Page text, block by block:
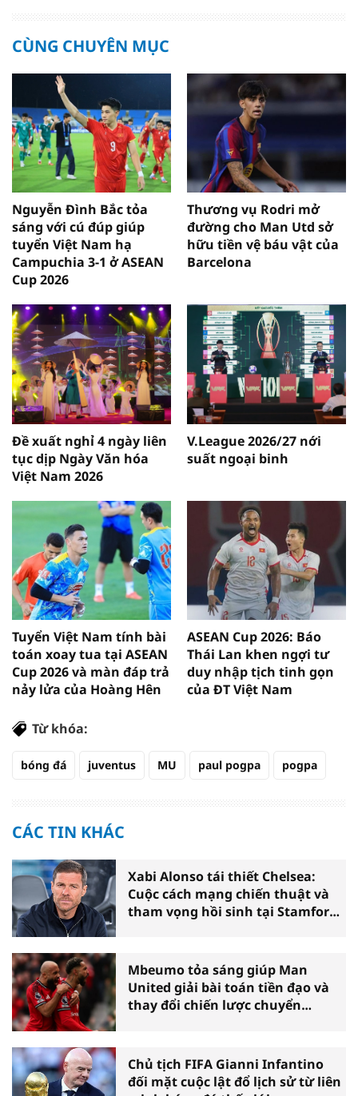
CÙNG CHUYÊN MỤC
Nguyễn Đình Bắc tỏa
sáng với cú đúp giúp
tuyển Việt Nam hạ
Campuchia 3-1 ở ASEAN
Cup 2026
Thương vụ Rodri mở
đường cho Man Utd sở
hữu tiền vệ báu vật của
Barcelona
Đề xuất nghỉ 4 ngày liên
tục dịp Ngày Văn hóa
Việt Nam 2026
V.League 2026/27 nới
suất ngoại binh
Tuyển Việt Nam tính bài
toán xoay tua tại ASEAN
Cup 2026 và màn đáp trả
nảy lửa của Hoàng Hên
ASEAN Cup 2026: Báo
Thái Lan khen ngợi tư
duy nhập tịch tinh gọn
của ĐT Việt Nam
Từ khóa:
bóng đá juventus MU paul pogpa pogpa
CÁC TIN KHÁC
Xabi Alonso tái thiết Chelsea:
Cuộc cách mạng chiến thuật và
tham vọng hồi sinh tại Stamford
Mbeumo tỏa sáng giúp Man
United giải bài toán tiền đạo và
thay đổi chiến lược chuyển
Chủ tịch FIFA Gianni Infantino
đối mặt cuộc lật đổ lịch sử từ liên